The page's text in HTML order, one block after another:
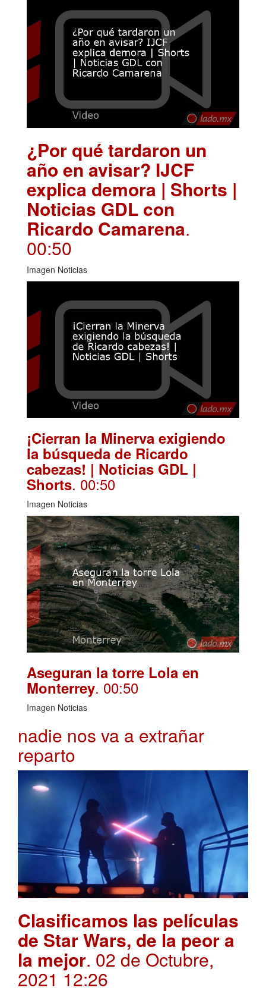
¿Por qué tardaron un
año en avisar? IJCF
explica demora | Shorts |
Noticias GDL con
Ricardo Camarena.
00:50
Imagen Noticias
¡Cierran la Minerva exigiendo
la búsqueda de Ricardo
cabezas! | Noticias GDL |
Shorts. 00:50
Imagen Noticias
Aseguran la torre Lola en
Monterrey. 00:50
Imagen Noticias
nadie nos va a extrañar
reparto
Clasificamos las películas
de Star Wars, de la peor a
la mejor. 02 de Octubre,
2021 12:26